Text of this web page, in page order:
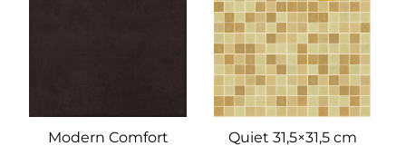
Modern Comfort
Quiet 31,5×31,5 cm